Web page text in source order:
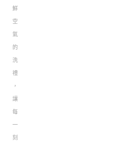
鮮
空
氣
的
洗
禮
，
讓
每
一
刻